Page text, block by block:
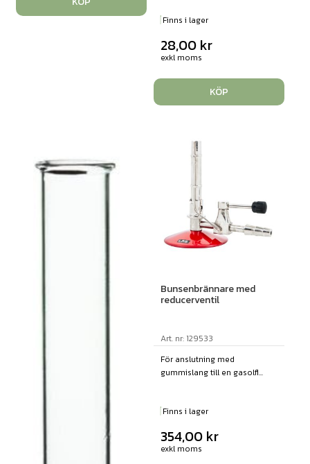
Finns i lager
28,00 kr
exkl moms
KÖP
Bunsenbrännare med
reducerventil
Art. nr: 129533
För anslutning med
gummislang till en gasolfl...
Finns i lager
354,00 kr
exkl moms